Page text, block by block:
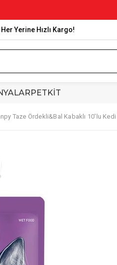
Yerine Hızlı Kargo!
PETKİT
Taze Ördekli&Bal Kabaklı 10'lu